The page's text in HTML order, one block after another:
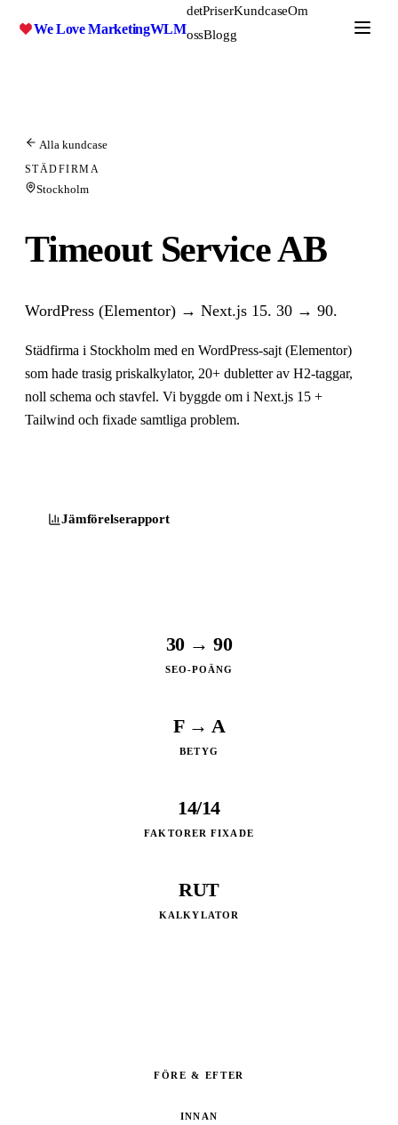
We Love MarketingWLM
detPriserKundcaseOm
ossBlogg
Alla kundcase
STÄDFIRMA
Stockholm
Timeout Service AB
WordPress (Elementor) → Next.js 15. 30 → 90.
Städfirma i Stockholm med en WordPress-sajt (Elementor)
som hade trasig priskalkylator, 20+ dubletter av H2-taggar,
noll schema och stavfel. Vi byggde om i Next.js 15 +
Tailwind och fixade samtliga problem.
Jämförelserapport
30 → 90
SEO-POÄNG
F → A
BETYG
14/14
FAKTORER FIXADE
RUT
KALKYLATOR
FÖRE & EFTER
INNAN